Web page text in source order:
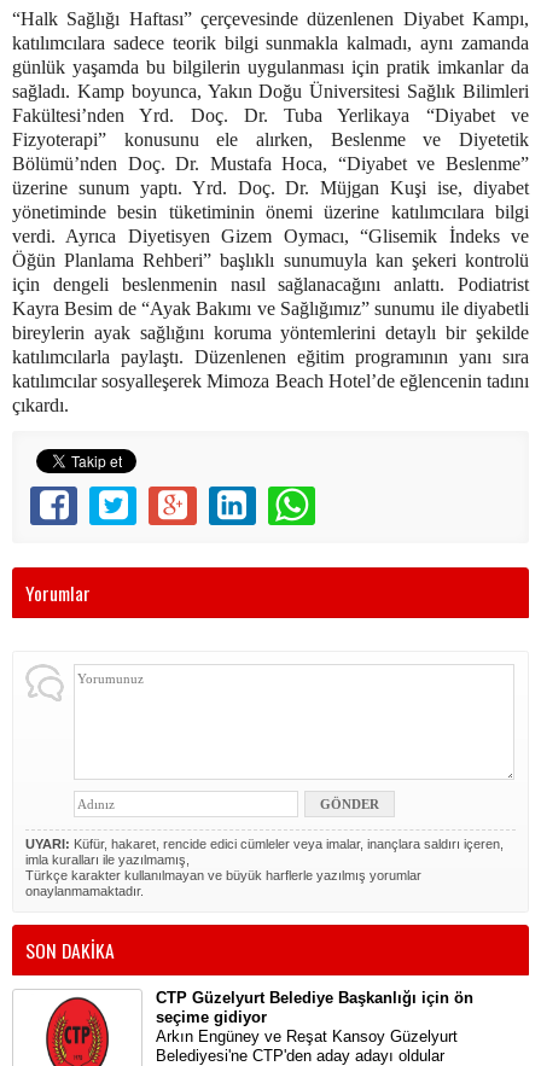
“Halk Sağlığı Haftası” çerçevesinde düzenlenen Diyabet Kampı,
katılımcılara sadece teorik bilgi sunmakla kalmadı, aynı zamanda
günlük yaşamda bu bilgilerin uygulanması için pratik imkanlar da
sağladı. Kamp boyunca, Yakın Doğu Üniversitesi Sağlık Bilimleri
Fakültesi’nden Yrd. Doç. Dr. Tuba Yerlikaya “Diyabet ve
Fizyoterapi” konusunu ele alırken, Beslenme ve Diyetetik
Bölümü’nden Doç. Dr. Mustafa Hoca, “Diyabet ve Beslenme”
üzerine sunum yaptı. Yrd. Doç. Dr. Müjgan Kuşi ise, diyabet
yönetiminde besin tüketiminin önemi üzerine katılımcılara bilgi
verdi. Ayrıca Diyetisyen Gizem Oymacı, “Glisemik İndeks ve
Öğün Planlama Rehberi” başlıklı sunumuyla kan şekeri kontrolü
için dengeli beslenmenin nasıl sağlanacağını anlattı. Podiatrist
Kayra Besim de “Ayak Bakımı ve Sağlığımız” sunumu ile diyabetli
bireylerin ayak sağlığını koruma yöntemlerini detaylı bir şekilde
katılımcılarla paylaştı. Düzenlenen eğitim programının yanı sıra
katılımcılar sosyalleşerek Mimoza Beach Hotel’de eğlencenin tadını
çıkardı.
Yorumlar
UYARI: Küfür, hakaret, rencide edici cümleler veya imalar, inançlara saldırı içeren,
imla kuralları ile yazılmamış,
Türkçe karakter kullanılmayan ve büyük harflerle yazılmış yorumlar
onaylanmamaktadır.
SON DAKİKA
CTP Güzelyurt Belediye Başkanlığı için ön
seçime gidiyor
Arkın Engüney ve Reşat Kansoy Güzelyurt
Belediyesi'ne CTP'den aday adayı oldular